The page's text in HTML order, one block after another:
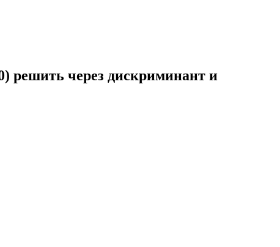
решить через дискриминант и